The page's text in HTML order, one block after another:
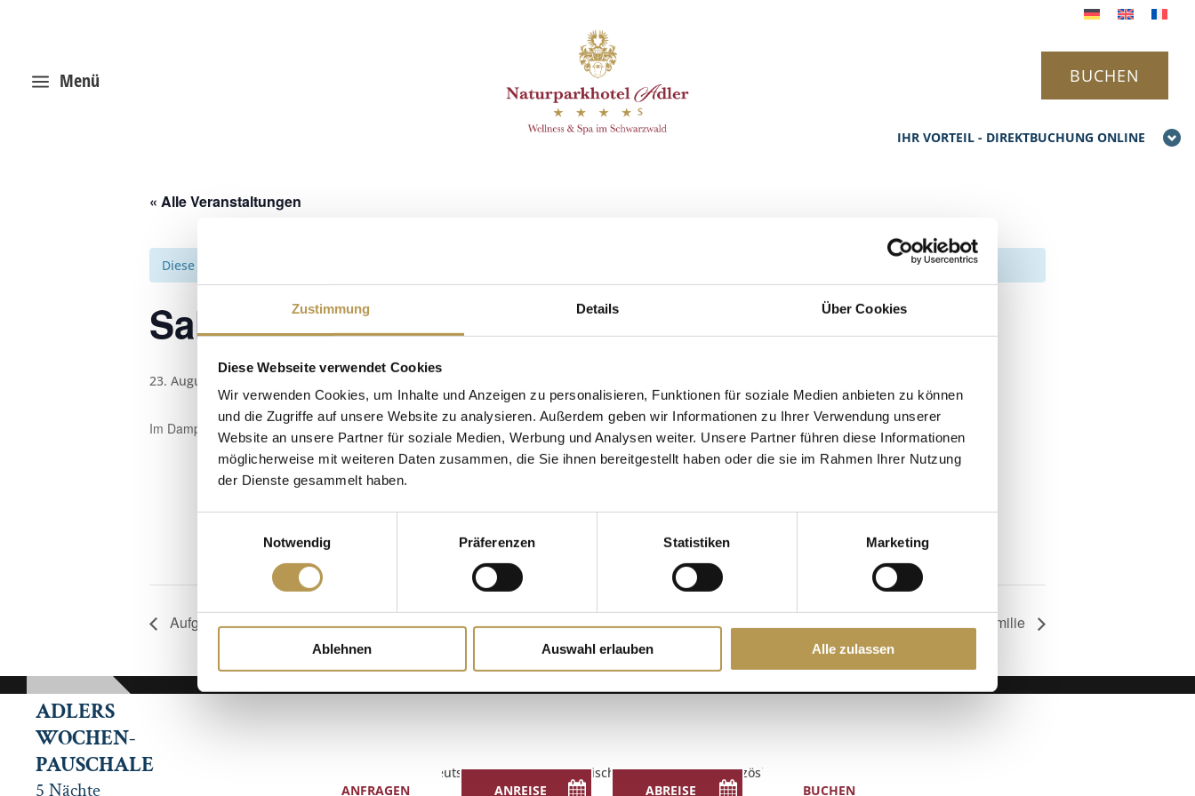
Zustimmung Details Über Cookies
Diese Webseite verwendet Cookies
Wir verwenden Cookies, um Inhalte und Anzeigen zu personalisieren, Funktionen für soziale Medien anbieten zu können
und die Zugriffe auf unsere Website zu analysieren. Außerdem geben wir Informationen zu Ihrer Verwendung unserer
Website an unsere Partner für soziale Medien, Werbung und Analysen weiter. Unsere Partner führen diese Informationen
möglicherweise mit weiteren Daten zusammen, die Sie ihnen bereitgestellt haben oder die sie im Rahmen Ihrer Nutzung
der Dienste gesammelt haben.
Notwendig
Präferenzen Statistiken Marketing
Ablehnen Auswahl erlauben Alle zulassen
IHR VORTEIL - DIREKTBUCHUNG ONLINE
ADLERS
WOCHEN-
PAUSCHALE
5 Nächte
a Menü BUCHEN
« Alle Veranstaltungen
Diese Veranstaltung hat bereits stattgefunden.
Salzpeeling mit Annette
23. August 2025, 17:30
Im Dampfbad, Anmeldung erforderlich!
Zum Kalender hinzufügen
DETAILS
23. August 2025
Aufguss mit Annette Ausflugtipp für die ganze Familie
Deutsch English(Englisch) Français(Französisch